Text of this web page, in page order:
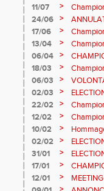
11/07 >
et
24/06 >
17/06 >
fond long
13/04 >
06/04 >
18/03
>
06/03 >
02/03
>
2ème
22/02 >
12/02 >
février
10/02 >
02/02 >
vote :
31/01 >
17/01
>
12/01 >
>